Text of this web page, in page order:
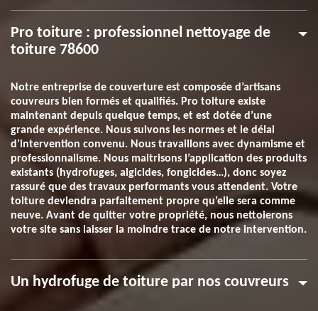
Pro toiture : professionnel nettoyage de
toiture 78600
Notre entreprise de couverture est composée d’artisans
couvreurs bien formés et qualifiés. Pro toiture existe
maintenant depuis quelque temps, et est dotée d’une
grande expérience. Nous suivons les normes et le délai
d’intervention convenu. Nous travaillons avec dynamisme et
professionnalisme. Nous maitrisons l’application des produits
existants (hydrofuges, algicides, fongicides…), donc soyez
rassuré que des travaux performants vous attendent. Votre
toiture deviendra parfaitement propre qu’elle sera comme
neuve. Avant de quitter votre propriété, nous nettoierons
votre site sans laisser la moindre trace de notre intervention.
Un hydrofuge de toiture par nos couvreurs